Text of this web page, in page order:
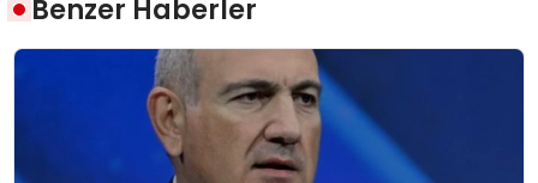
Benzer Haberler